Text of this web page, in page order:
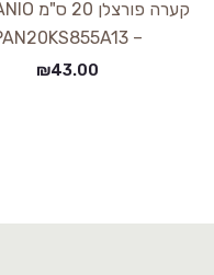
– PAN20KS855A13
₪43.00